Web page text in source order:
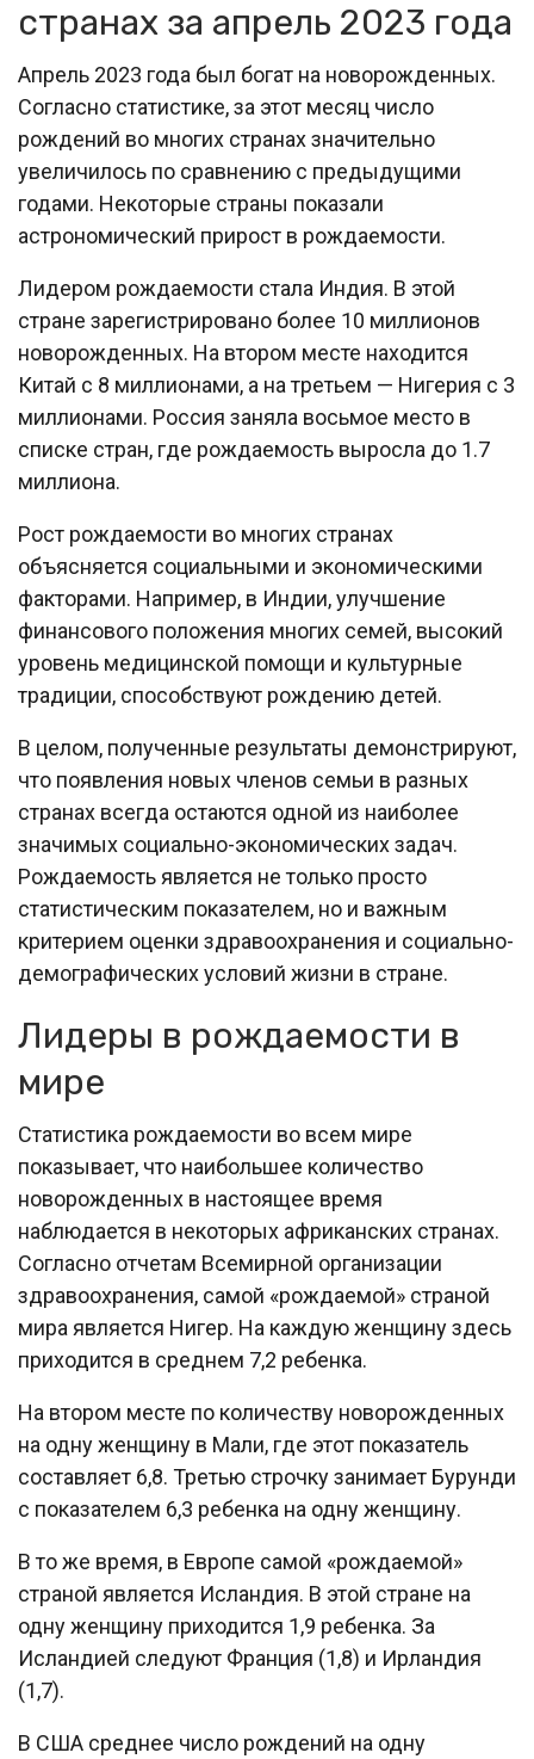
странах за апрель 2023 года
Апрель 2023 года был богат на новорожденных.
Согласно статистике, за этот месяц число
рождений во многих странах значительно
увеличилось по сравнению с предыдущими
годами. Некоторые страны показали
астрономический прирост в рождаемости.
Лидером рождаемости стала Индия. В этой
стране зарегистрировано более 10 миллионов
новорожденных. На втором месте находится
Китай с 8 миллионами, а на третьем — Нигерия с 3
миллионами. Россия заняла восьмое место в
списке стран, где рождаемость выросла до 1.7
миллиона.
Рост рождаемости во многих странах
объясняется социальными и экономическими
факторами. Например, в Индии, улучшение
финансового положения многих семей, высокий
уровень медицинской помощи и культурные
традиции, способствуют рождению детей.
В целом, полученные результаты демонстрируют,
что появления новых членов семьи в разных
странах всегда остаются одной из наиболее
значимых социально-экономических задач.
Рождаемость является не только просто
статистическим показателем, но и важным
критерием оценки здравоохранения и социально-
демографических условий жизни в стране.
Лидеры в рождаемости в
мире
Статистика рождаемости во всем мире
показывает, что наибольшее количество
новорожденных в настоящее время
наблюдается в некоторых африканских странах.
Согласно отчетам Всемирной организации
здравоохранения, самой «рождаемой» страной
мира является Нигер. На каждую женщину здесь
приходится в среднем 7,2 ребенка.
На втором месте по количеству новорожденных
на одну женщину в Мали, где этот показатель
составляет 6,8. Третью строчку занимает Бурунди
с показателем 6,3 ребенка на одну женщину.
В то же время, в Европе самой «рождаемой»
страной является Исландия. В этой стране на
одну женщину приходится 1,9 ребенка. За
Исландией следуют Франция (1,8) и Ирландия
(1,7).
В США среднее число рождений на одну